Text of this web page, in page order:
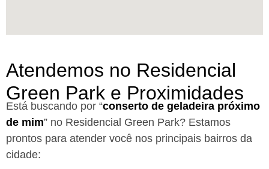
Atendemos no Residencial
Green Park e Proximidades
Está buscando por “conserto de geladeira próximo
de mim” no Residencial Green Park? Estamos
prontos para atender você nos principais bairros da
cidade: